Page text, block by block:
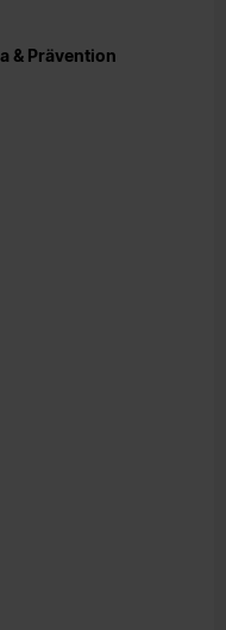
& Prävention